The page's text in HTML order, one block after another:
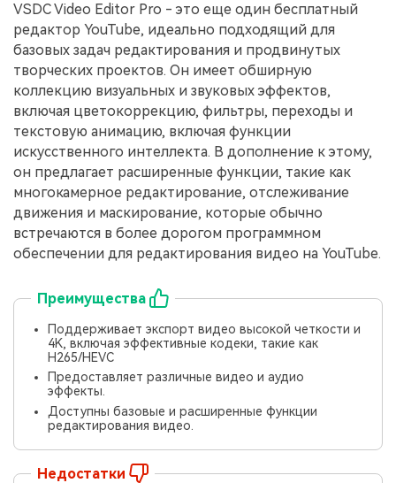
VSDC Video Editor Pro - это еще один бесплатный
редактор YouTube, идеально подходящий для
базовых задач редактирования и продвинутых
творческих проектов. Он имеет обширную
коллекцию визуальных и звуковых эффектов,
включая цветокоррекцию, фильтры, переходы и
текстовую анимацию, включая функции
искусственного интеллекта. В дополнение к этому,
он предлагает расширенные функции, такие как
многокамерное редактирование, отслеживание
движения и маскирование, которые обычно
встречаются в более дорогом программном
обеспечении для редактирования видео на YouTube.
Преимущества
Поддерживает экспорт видео высокой четкости и
4K, включая эффективные кодеки, такие как
H265/HEVC
Предоставляет различные видео и аудио
эффекты.
Доступны базовые и расширенные функции
редактирования видео.
Недостатки